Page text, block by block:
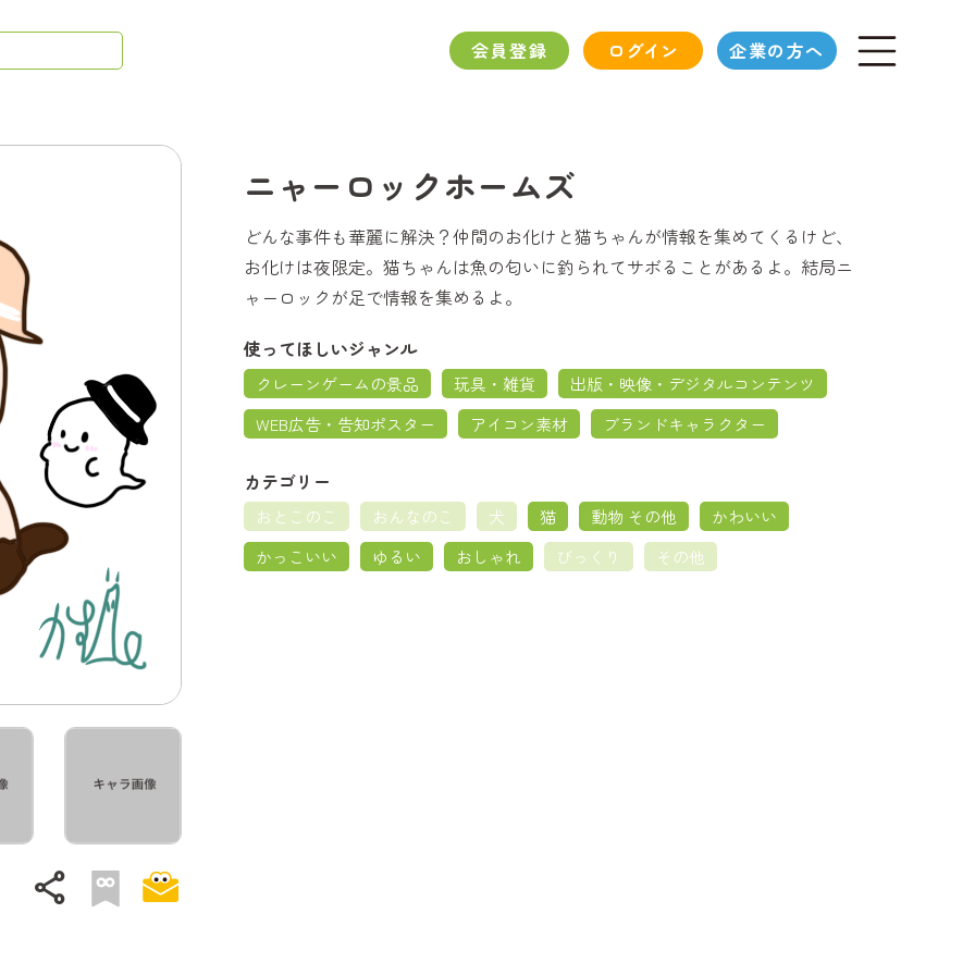
会員登録 ログイン 企業の方へ
share
ニャーロックホームズ
どんな事件も華麗に解決？仲間のお化けと猫ちゃんが情報を集めてくるけど、
お化けは夜限定。猫ちゃんは魚の匂いに釣られてサボることがあるよ。結局ニ
ャーロックが足で情報を集めるよ。
使ってほしいジャンル
クレーンゲームの景品 玩具・雑貨
出版・映像・デジタルコンテンツ
WEB広告・告知ポスター
アイコン素材 ブランドキャラクター
カテゴリー
おとこのこ おんなのこ 犬 猫 動物 その他
かわいい
かっこいい
ゆるい おしゃれ びっくり その他